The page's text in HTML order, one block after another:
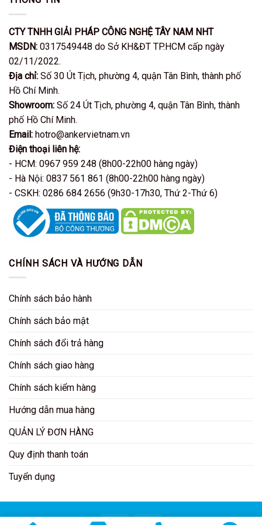
CTY TNHH GIẢI PHÁP CÔNG NGHỆ TÂY NAM NHT
MSDN: 0317549448 do Sở KH&ĐT TP.HCM cấp ngày
02/11/2022.
Địa chỉ: Số 30 Út Tịch, phường 4, quận Tân Bình, thành phố
Hồ Chí Minh.
Showroom: Số 24 Út Tịch, phường 4, quận Tân Bình, thành
phố Hồ Chí Minh.
Email: hotro@ankervietnam.vn
Điện thoại liên hệ:
- HCM: 0967 959 248 (8h00-22h00 hàng ngày)
- Hà Nội: 0837 561 861 (8h00-22h00 hàng ngày)
- CSKH: 0286 684 2656 (9h30-17h30, Thứ 2-Thứ 6)
CHÍNH SÁCH VÀ HƯỚNG DẪN
Chính sách bảo hành
Chính sách bảo mật
Chính sách đổi trả hàng
Chính sách giao hàng
Chính sách kiểm hàng
Hướng dẫn mua hàng
QUẢN LÝ ĐƠN HÀNG
Quy định thanh toán
Tuyển dụng